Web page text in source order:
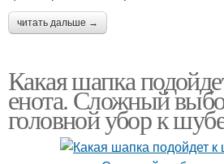
читать дальше →
Какая шапка
енота. Сложный
головной убор к